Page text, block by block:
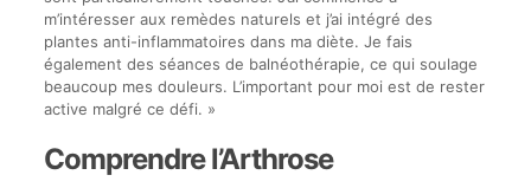
m’intéresser aux remèdes naturels et j’ai intégré des
plantes anti-inflammatoires dans ma diète. Je fais
également des séances de balnéothérapie, ce qui soulage
beaucoup mes douleurs. L’important pour moi est de rester
active malgré ce défi. »
Comprendre l’Arthrose